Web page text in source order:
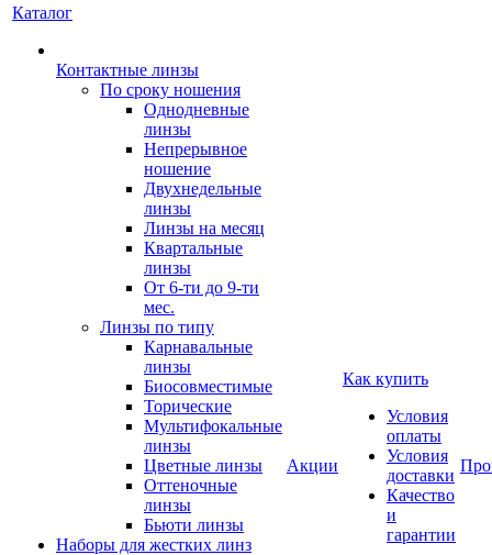
Каталог
Контактные линзы
По сроку ношения
Однодневные
линзы
Непрерывное
ношение
Двухнедельные
линзы
Линзы на месяц
Квартальные
линзы
От 6-ти до 9-ти
мес.
Линзы по типу
Карнавальные
линзы
Биосовместимые
Торические
Мультифокальные
линзы
Цветные линзы
Оттеночные
линзы
Бьюти линзы
Наборы для жестких линз
Акции
Как купить
Условия
оплаты
Условия
доставки
Качество
и
гарантии